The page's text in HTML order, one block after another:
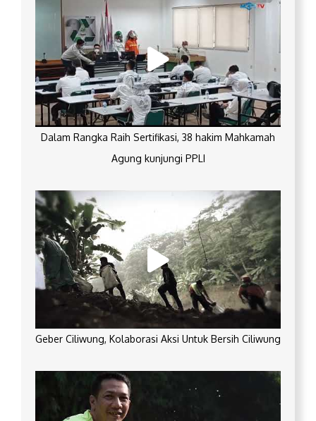
Dalam Rangka Raih Sertifikasi, 38 hakim Mahkamah
Agung kunjungi PPLI
Geber Ciliwung, Kolaborasi Aksi Untuk Bersih Ciliwung